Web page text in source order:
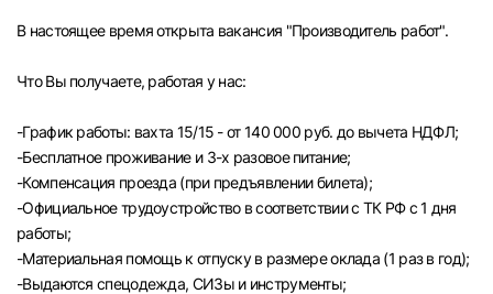
Волгоград
Ульяновск
Курган
Уфа
В настоящее время открыта вакансия "Производитель работ".
Что Вы получаете, работая у нас:
-График работы: вахта 15/15 - от 140 000 руб. до вычета НДФЛ;
-Бесплатное проживание и 3-х разовое питание;
-Компенсация проезда (при предъявлении билета);
-Официальное трудоустройство в соответствии с ТК РФ с 1 дня
работы;
-Материальная помощь к отпуску в размере оклада (1 раз в год);
-Выдаются спецодежда, СИЗы и инструменты;